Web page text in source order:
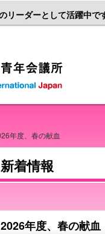
リーダーとして活躍中で
年度、春の献血
新着情報
2026年度、春の献血